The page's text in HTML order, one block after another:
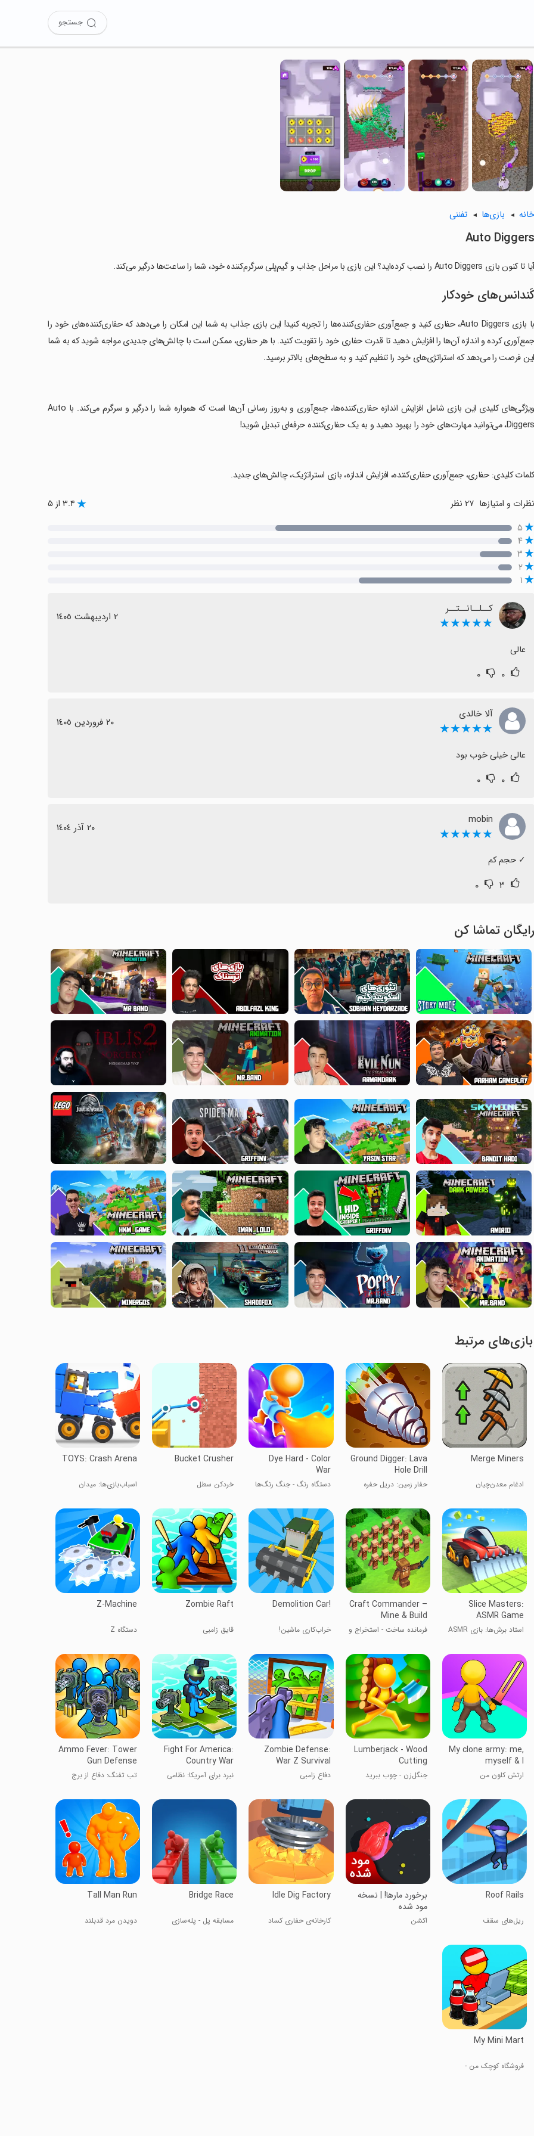
جستجو
خانه بازی‌ها تفننی
Auto Diggers
آیا تا کنون بازی Auto Diggers را نصب کرده‌اید؟ این بازی با مراحل جذاب و گیم‌پلی سرگرم‌کننده خود، شما را ساعت‌ها درگیر می‌کند.
کَندانس‌های خودکار
با بازی Auto Diggers، حفاری کنید و جمع‌آوری حفاری‌کننده‌ها را تجربه کنید! این بازی جذاب به شما این امکان را می‌دهد که حفاری‌کننده‌های خود را
جمع‌آوری کرده و اندازه آن‌ها را افزایش دهید تا قدرت حفاری خود را تقویت کنید. با هر حفاری، ممکن است با چالش‌های جدیدی مواجه شوید که به شما
این فرصت را می‌دهد که استراتژی‌های خود را تنظیم کنید و به سطح‌های بالاتر برسید.
‏ویژگی‌های کلیدی این بازی شامل افزایش اندازه حفاری‌کننده‌ها، جمع‌آوری و به‌روز رسانی آن‌ها است که همواره شما را درگیر و سرگرم می‌کند. با Auto
Diggers، می‌توانید مهارت‌های خود را بهبود دهید و به یک حفاری‌کننده حرفه‌ای تبدیل شوید!
‏کلمات کلیدی: حفاری، جمع‌آوری حفاری‌کننده، افزایش اندازه، بازی استراتژیک، چالش‌های جدید.
نظرات و امتیازها ۲۷ نظر ۳.۴ از ۵
۵
۴
۳
۲
۱
کــلــانــتــر
★★★★★ ٢ اردیبهشت ١٤٠٥
عالی
۰ ۰
آلا خالدی
★★★★★ ٢٠ فروردین ١٤٠٥
عالی خیلی خوب بود
۰ ۰
mobin
★★★★★ ٢٠ آذر ١٤٠٤
‏✓ حجم کم
۳ ۰
رایگان تماشا کن
بازی‌های مرتبط
Merge Miners
ادغام معدن‌چیان
Ground Digger: Lava
Hole Drill
حفار زمین: دریل حفره
Dye Hard - Color
War
دستگاه رنگ - جنگ رنگ‌ها
Bucket Crusher
خردکن سطل
TOYS: Crash Arena
اسباب‌بازی‌ها: میدان
Slice Masters:
ASMR Game
استاد برش‌ها: بازی ASMR
Craft Commander –
Mine & Build
فرمانده ساخت - استخراج و
Demolition Car!
خراب‌کاری ماشین!
Zombie Raft
قایق زامبی
Z-Machine
دستگاه Z
My clone army: me,
myself & I
ارتش کلون من
Lumberjack - Wood
Cutting
جنگل‌زن - چوب ببرید
Zombie Defense:
War Z Survival
دفاع زامبی
Fight For America:
Country War
نبرد برای آمریکا: نظامی
Ammo Fever: Tower
Gun Defense
تب تفنگ: دفاع از برج
Roof Rails
ریل‌های سقف
برخورد مارها! | نسخه
مود شده
اکشن
Idle Dig Factory
کارخانه‌ی حفاری کساد
Bridge Race
مسابقه پل - پله‌سازی
Tall Man Run
دویدن مرد قدبلند
My Mini Mart
فروشگاه کوچک من -